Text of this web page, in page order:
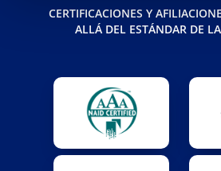
CERTIFICACIONES Y
ALLÁ DEL ESTÁNDAR DE